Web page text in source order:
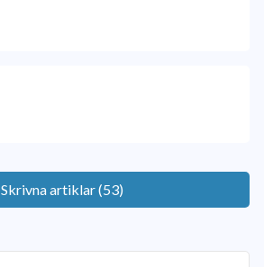
Skrivna artiklar (53)